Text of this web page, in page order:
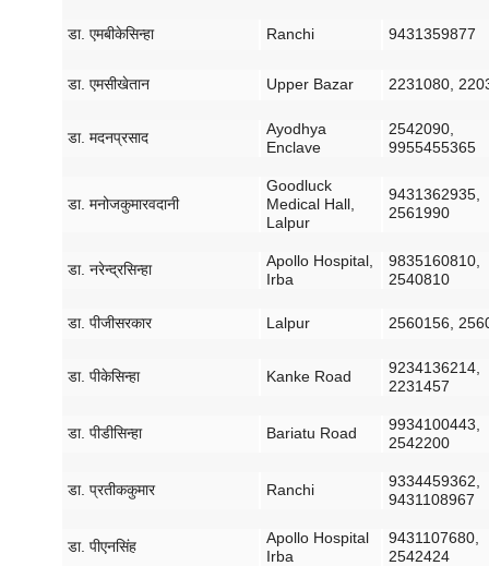
डा. एमबीकेसिन्हा Ranchi 9431359877
डा. एमसीखेतान Upper Bazar 2231080,
डा. मदनप्रसाद
Ayodhya
Enclave
2542090,
9955455365
डा. मनोजकुमारवदानी
Goodluck
Medical Hall,
Lalpur
9431362935,
2561990
डा. नरेन्द्रसिन्हा
Apollo Hospital,
Irba
9835160810,
2540810
डा. पीजीसरकार Lalpur 2560156,
डा. पीकेसिन्हा Kanke Road
9234136214,
2231457
डा. पीडीसिन्हा Bariatu Road
9934100443,
2542200
डा. प्रतीककुमार Ranchi
9334459362,
9431108967
डा. पीएनसिंह
Apollo Hospital
Irba
9431107680,
2542424